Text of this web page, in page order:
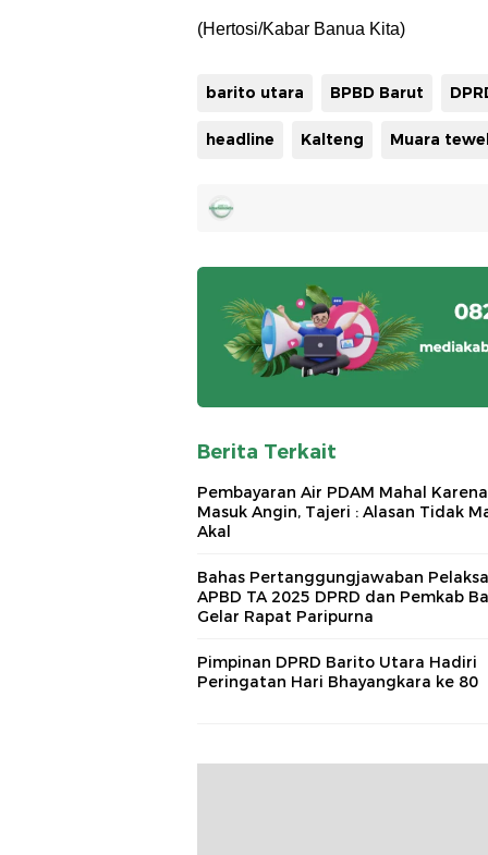
(Hertosi/Kabar Banua Kita)
barito utara BPBD Barut
headline Kalteng Muara
Berita Terkait
Pembayaran Air PDAM Mahal
Masuk Angin, Tajeri : Alasan Tidak
Akal
Bahas Pertanggungjawaban
APBD TA 2025 DPRD dan Pemkab
Gelar Rapat Paripurna
Pimpinan DPRD Barito Utara Hadiri
Peringatan Hari Bhayangkara ke 80